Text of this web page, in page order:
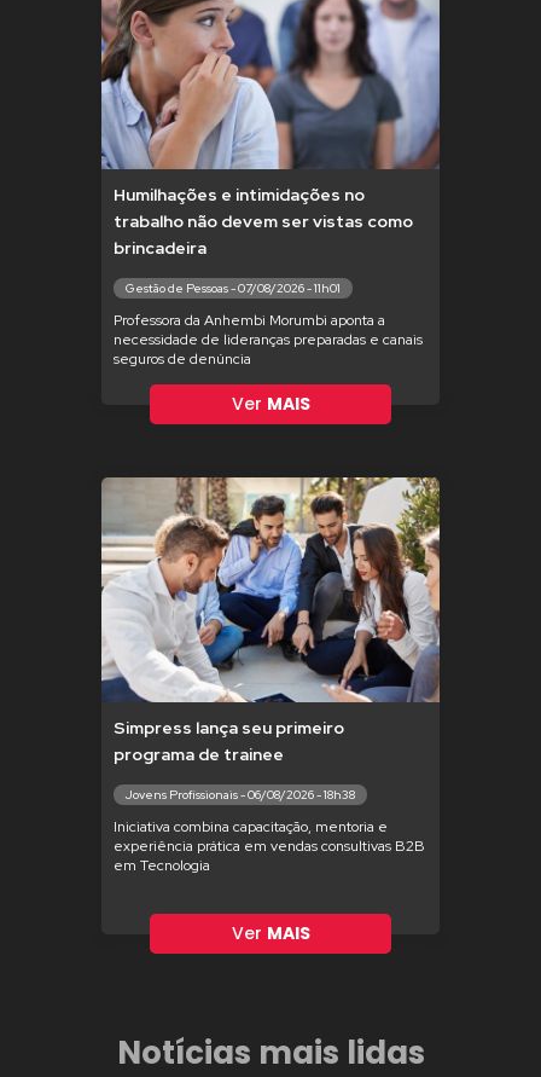
Humilhações e intimidações no
trabalho não devem ser vistas como
brincadeira
Gestão de Pessoas - 07/08/2026 - 11h01
Professora da Anhembi Morumbi aponta a
necessidade de lideranças preparadas e canais
seguros de denúncia
Ver MAIS
Simpress lança seu primeiro
programa de trainee
Jovens Profissionais - 06/08/2026 - 18h38
Iniciativa combina capacitação, mentoria e
experiência prática em vendas consultivas B2B
em Tecnologia
Ver MAIS
Notícias mais lidas